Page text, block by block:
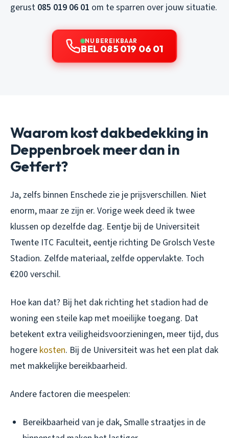
gerust 085 019 06 01 om te sparren over jouw situatie.
NU BEREIKBAAR
BEL 085 019 06 01
Waarom kost dakbedekking in
Deppenbroek meer dan in
Getfert?
Ja, zelfs binnen Enschede zie je prijsverschillen. Niet
enorm, maar ze zijn er. Vorige week deed ik twee
klussen op dezelfde dag. Eentje bij de Universiteit
Twente ITC Faculteit, eentje richting De Grolsch Veste
Stadion. Zelfde materiaal, zelfde oppervlakte. Toch
€200 verschil.
Hoe kan dat? Bij het dak richting het stadion had de
woning een steile kap met moeilijke toegang. Dat
betekent extra veiligheidsvoorzieningen, meer tijd, dus
hogere kosten. Bij de Universiteit was het een plat dak
met makkelijke bereikbaarheid.
Andere factoren die meespelen:
Bereikbaarheid van je dak, Smalle straatjes in de